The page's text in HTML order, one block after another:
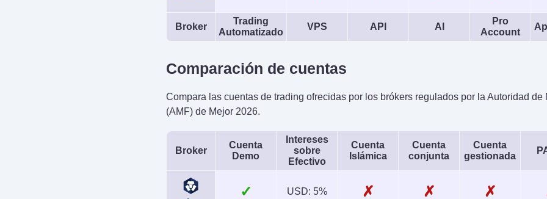
Broker
Trading
Automatizado
VPS API AI
Pro
Account
Comparación de cuentas
Compara las cuentas de trading ofrecidas por los brókers regulados por la Autoridad
(AMF) de Mejor 2026.
Broker
Cuenta
Demo
Intereses
sobre
Efectivo
Cuenta
Islámica
Cuenta
conjunta
Cuenta
gestionada
✓ USD: 5% ✗ ✗ ✗